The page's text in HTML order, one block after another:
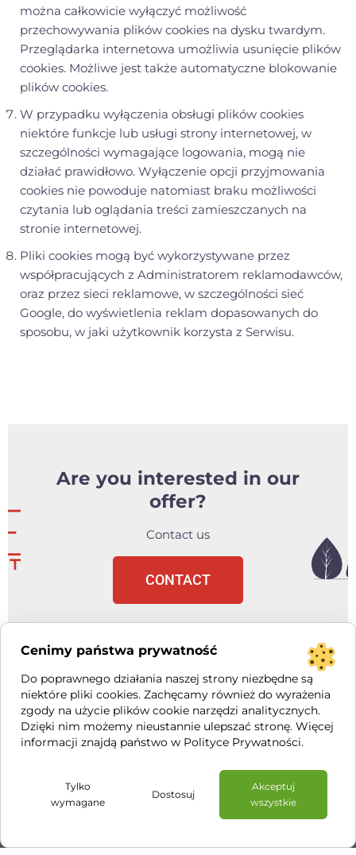
można całkowicie wyłączyć możliwość
przechowywania plików cookies na dysku twardym.
Przeglądarka internetowa umożliwia usunięcie plików
cookies. Możliwe jest także automatyczne blokowanie
plików cookies.
W przypadku wyłączenia obsługi plików cookies
niektóre funkcje lub usługi strony internetowej, w
szczególności wymagające logowania, mogą nie
działać prawidłowo. Wyłączenie opcji przyjmowania
cookies nie powoduje natomiast braku możliwości
czytania lub oglądania treści zamieszczanych na
stronie internetowej.
Pliki cookies mogą być wykorzystywane przez
współpracujących z Administratorem reklamodawców,
oraz przez sieci reklamowe, w szczególności sieć
Google, do wyświetlenia reklam dopasowanych do
sposobu, w jaki użytkownik korzysta z Serwisu.
Are you interested in our
offer?
Contact us
CONTACT
WE LOVE IT LLC
REGON: 369040870, NIP: PL7010792408
ŻELAZNA 59 office 5.8 / 00-848 WARSAW / POLAND
All rights reserved 2021
Cookies policy
Privacy policy
Cenimy państwa prywatność
Do poprawnego działania naszej strony niezbędne są
niektóre pliki cookies. Zachęcamy również do wyrażenia
zgody na użycie plików cookie narzędzi analitycznych.
Dzięki nim możemy nieustannie ulepszać stronę. Więcej
informacji znajdą państwo w Polityce Prywatności.
Dostosuj
Tylko
wymagane
Akceptuj
wszystkie
This website uses cookies to provide services at the highest
level. Further use of the site means that you agree to their
use.